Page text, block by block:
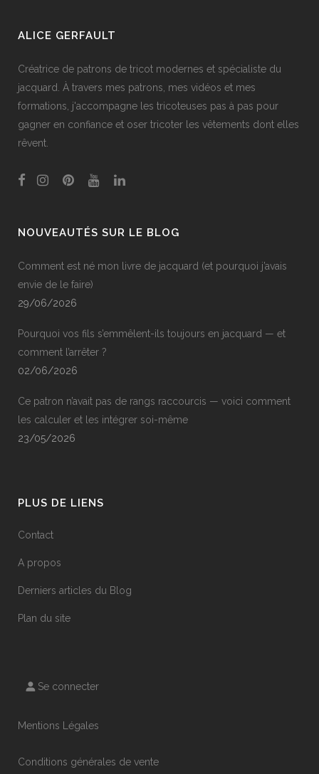
ALICE GERFAULT
Créatrice de patrons de tricot modernes et spécialiste du
jacquard. À travers mes patrons, mes vidéos et mes
formations, j'accompagne les tricoteuses pas à pas pour
gagner en confiance et oser tricoter les vêtements dont elles
rêvent.
NOUVEAUTÉS SUR LE BLOG
Comment est né mon livre de jacquard (et pourquoi j’avais
envie de le faire)
29/06/2026
Pourquoi vos fils s’emmêlent-ils toujours en jacquard — et
comment l’arrêter ?
02/06/2026
Ce patron n’avait pas de rangs raccourcis — voici comment
les calculer et les intégrer soi-même
23/05/2026
PLUS DE LIENS
Contact
A propos
Derniers articles du Blog
Plan du site
Se connecter
Mentions Légales
Conditions générales de vente